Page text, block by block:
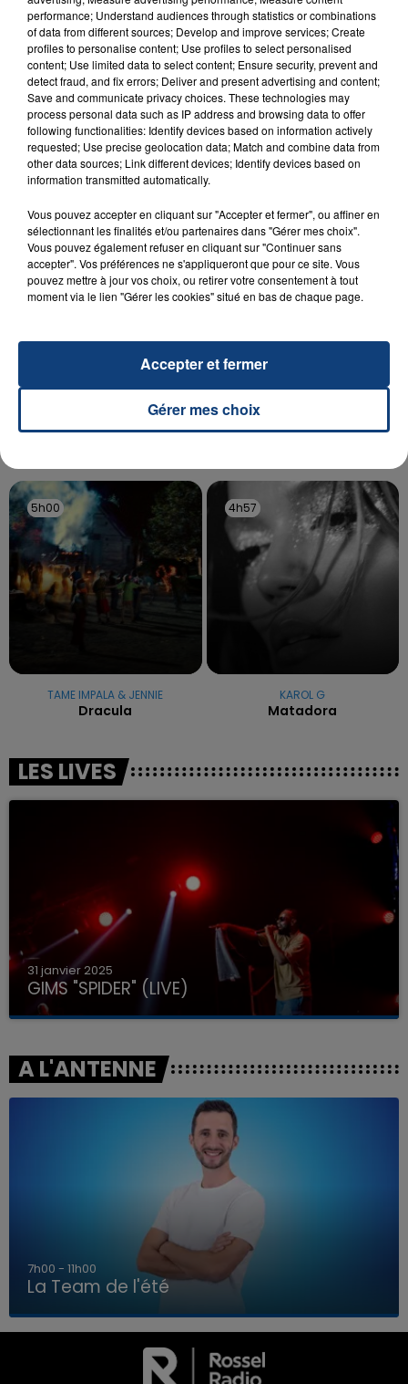
LA TEAM DE L'ÉTÉ
23 juillet 2026
INCENDIE MORTEL À LENS : UNE FEMME ET
SON BÉBÉ ENTRE LA VIE ET LA...
Un homme s'est immolé par le feu après avoir
aspergé sa compagne et leur bébé de trois mois
d'un liquide inflammable.
UNE ADOLESCENTE DEVANT SE FAIRE
OPÉRER DE LA CHEVILLE RESSORT DE LA...
La famille a porté plainte contre la clinique qui a
reconnu sa responsabilité et présenté ses
excuses.
5h00
5h00
TAME IMPALA & JENNIE
Dracula
4h57
4h57
KAROL G
Matadora
LES LIVES
31 janvier 2025
GIMS "SPIDER" (LIVE)
A L'ANTENNE
7h00 - 11h00
La Team de l'été
performance; Understand audiences through statistics or combinations
of data from different sources; Develop and improve services; Create
profiles to personalise content; Use profiles to select personalised
content; Use limited data to select content; Ensure security, prevent and
detect fraud, and fix errors; Deliver and present advertising and content;
Save and communicate privacy choices. These technologies may
process personal data such as IP address and browsing data to offer
following functionalities: Identify devices based on information actively
requested; Use precise geolocation data; Match and combine data from
other data sources; Link different devices; Identify devices based on
information transmitted automatically.
Vous pouvez accepter en cliquant sur "Accepter et fermer", ou affiner en
sélectionnant les finalités et/ou partenaires dans "Gérer mes choix".
Vous pouvez également refuser en cliquant sur "Continuer sans
accepter". Vos préférences ne s'appliqueront que pour ce site. Vous
pouvez mettre à jour vos choix, ou retirer votre consentement à tout
moment via le lien "Gérer les cookies" situé en bas de chaque page.
Gérer mes choix
Accepter et fermer